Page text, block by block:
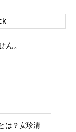
ん。
は？安珍清